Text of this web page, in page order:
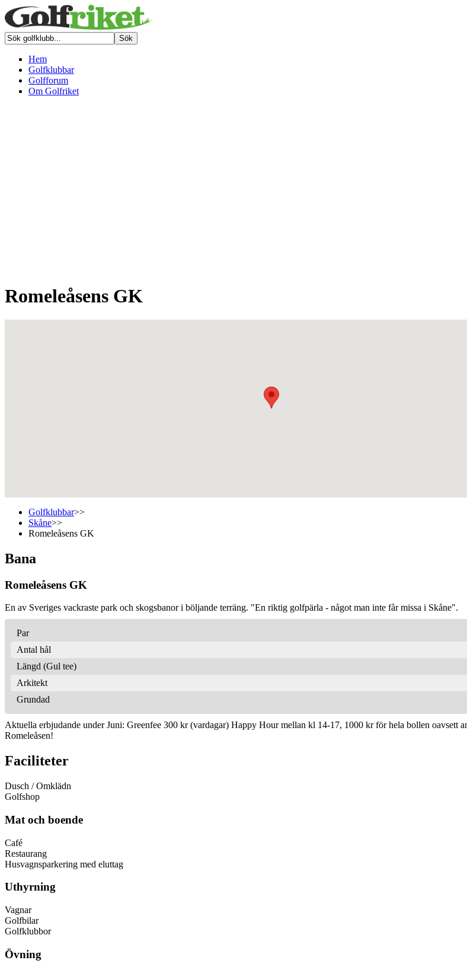
Hem
Golfklubbar
Golfforum
Om Golfriket
Romeleåsens GK
Golfklubbar>>
Skåne>>
Romeleåsens GK
Bana
Romeleåsens GK
En av Sveriges vackraste park och skogsbanor i böljande terräng. "En riktig golfpärla - något man inte får missa i Skåne".
Par
Antal hål
Längd (Gul tee)
Arkitekt
Grundad
Aktuella erbjudande under Juni: Greenfee 300 kr (vardagar) Happy Hour mellan kl 14-17, 1000 kr för hela bollen
Romeleåsen!
Faciliteter
Dusch / Omklädn
Golfshop
Mat och boende
Café
Restaurang
Husvagnsparkering med eluttag
Uthyrning
Vagnar
Golfbilar
Golfklubbor
Övning